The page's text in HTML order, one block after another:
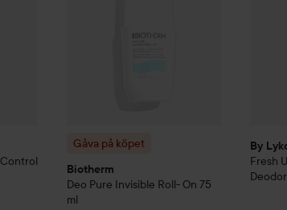
Gåva på köpet
Biotherm
Deo Pure Invisible Roll- On 75
ml
By
Fresh